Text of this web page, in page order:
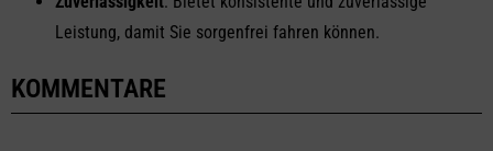
Leistung, damit Sie sorgenfrei fahren können.
KOMMENTARE